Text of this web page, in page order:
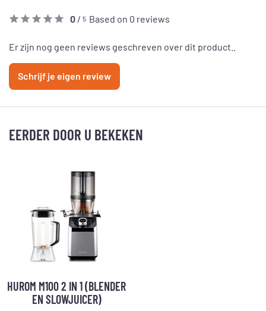
0 / 5 Based on 0 reviews
Er zijn nog geen reviews geschreven over dit product..
Schrijf je eigen review
EERDER DOOR U BEKEKEN
HUROM M100 2 IN 1 (BLENDER
EN SLOWJUICER)